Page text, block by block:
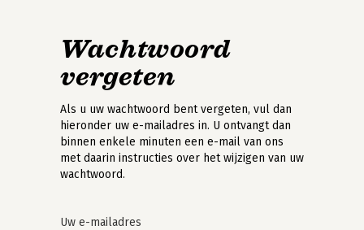
Wachtwoord
vergeten
Als u uw wachtwoord bent vergeten, vul dan
hieronder uw e-mailadres in. U ontvangt dan
binnen enkele minuten een e-mail van ons
met daarin instructies over het wijzigen van uw
wachtwoord.
Uw e-mailadres